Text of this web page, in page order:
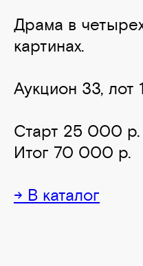
Драма в
картинах.
Аукцион 33, лот
Старт 25 000 р.
Итог 70 000 р.
→ В каталог